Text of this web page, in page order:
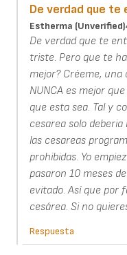
De verdad que te
Estherma (unverified)
De verdad que te
triste. Pero que te
mejor? Créeme,
NUNCA es mejor
que esta sea. Tal y
cesarea solo
las cesareas
prohibidas. Yo
pasaron 10 meses
evitado. Así que por
cesárea. Si no
Respuesta